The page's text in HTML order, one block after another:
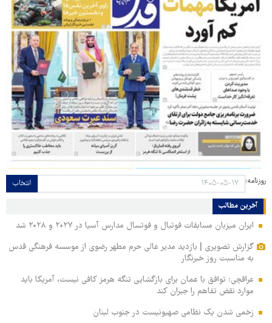
روزنامه: انتخاب
آخرین مطالب
ایران میزبان مسابقات فوتبال و فوتسال مدارس آسیا در ۲۰۲۷ و ۲۰۲۸ شد
گزارش تصویری | بازدید مدیر عالی حرم مطهر رضوی از موسسه فرهنگی قدس
به مناسبت روز خبرنگار
عراقچی: توافق با عمان برای بازگشایی تنگه هرمز کافی نیست، آمریکا باید
موارد نقض تفاهم را جبران کند
زخمی‌ شدن یک نظامی صهیونیست در جنوب لبنان